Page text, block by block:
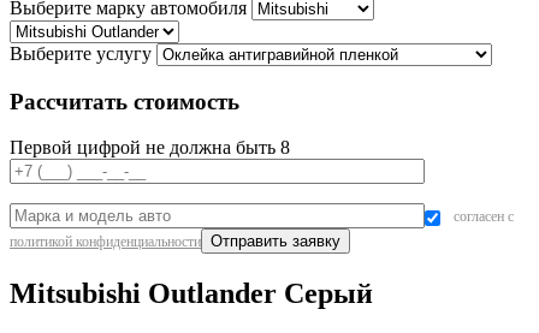
Выберите марку автомобиля
Выберите услугу
Рассчитать стоимость
Первой цифрой не должна быть 8
согласен с
политикой конфиденциальности
Mitsubishi Outlander Серый